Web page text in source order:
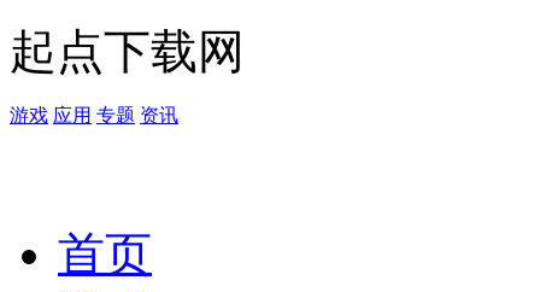
起点下载网
游戏 应用 专题 资讯
首页